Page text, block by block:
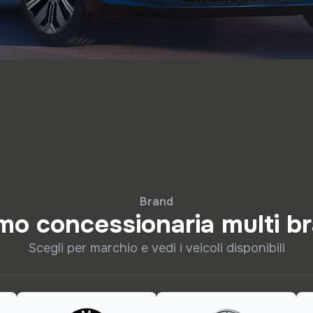
Brand
concessionaria multi
Scegli per marchio e vedi i veicoli disponibili